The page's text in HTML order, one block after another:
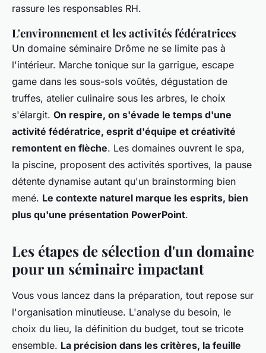
rassure les responsables RH.
L'environnement et les activités fédératrices
Un domaine séminaire Drôme ne se limite pas à
l'intérieur. Marche tonique sur la garrigue, escape
game dans les sous-sols voûtés, dégustation de
truffes, atelier culinaire sous les arbres, le choix
s'élargit. On respire, on s'évade le temps d'une
activité fédératrice, esprit d'équipe et créativité
remontent en flèche. Les domaines ouvrent le spa,
la piscine, proposent des activités sportives, la pause
détente dynamise autant qu'un brainstorming bien
mené. Le contexte naturel marque les esprits, bien
plus qu'une présentation PowerPoint.
Les étapes de sélection d'un domaine
pour un séminaire impactant
Vous vous lancez dans la préparation, tout repose sur
l'organisation minutieuse. L'analyse du besoin, le
choix du lieu, la définition du budget, tout se tricote
ensemble. La précision dans les critères, la feuille